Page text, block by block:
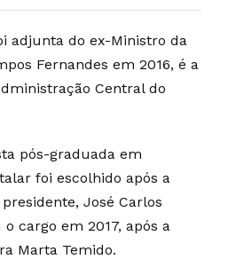
adjunta do ex-Ministro da
Fernandes em 2016, é a
Central do
pós-graduada em
foi escolhido após a
José Carlos
cargo em 2017, após a
Marta Temido.